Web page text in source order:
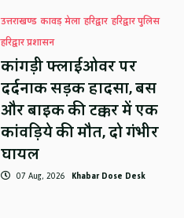
उत्तराखण्ड कावड़ मेला हरिद्वार हरिद्वार पुलिस
हरिद्वार प्रशासन
कांगड़ी फ्लाईओवर पर
दर्दनाक सड़क हादसा, बस
और बाइक की टक्कर में एक
कांवड़िये की मौत, दो गंभीर
घायल
07 Aug, 2026 Khabar Dose Desk